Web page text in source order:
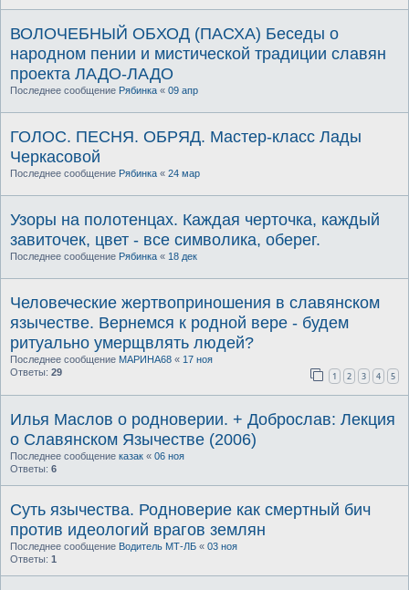
ВОЛОЧЕБНЫЙ ОБХОД (ПАСХА) Беседы о
народном пении и миcтичеcкой традиции славян
проекта ЛАДО-ЛАДО
Последнее сообщение Рябинка « 09 апр
ГОЛОС. ПЕСНЯ. ОБРЯД. Мастер-класс Лады
Черкасовой
Последнее сообщение Рябинка « 24 мар
Узоры на полотенцах. Каждая черточка, каждый
завиточек, цвет - все символика, оберег.
Последнее сообщение Рябинка « 18 дек
Человеческие жертвоприношения в славянском
язычестве. Вернемся к родной вере - будем
ритуально умерщвлять людей?
Последнее сообщение МАРИНА68 « 17 ноя
Ответы: 29 1 2 3 4 5
Илья Маслов о родноверии. + Доброслав: Лекция
о Славянском Язычестве (2006)
Последнее сообщение казак « 06 ноя
Ответы: 6
Суть язычества. Родноверие как смертный бич
против идеологий врагов землян
Последнее сообщение Водитель МТ-ЛБ « 03 ноя
Ответы: 1